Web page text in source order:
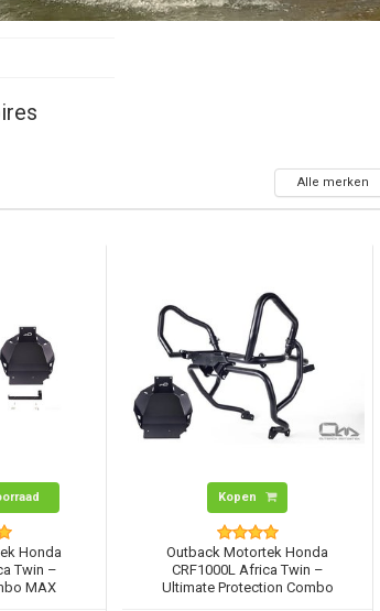
Alle merken
Honda
Twin –
MAX
Kopen
Outback Motortek Honda
CRF1000L Africa Twin –
Ultimate Protection Combo